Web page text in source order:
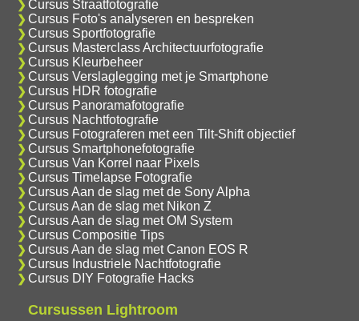
Cursus Straatfotografie
Cursus Foto's analyseren en bespreken
Cursus Sportfotografie
Cursus Masterclass Architectuurfotografie
Cursus Kleurbeheer
Cursus Verslaglegging met je Smartphone
Cursus HDR fotografie
Cursus Panoramafotografie
Cursus Nachtfotografie
Cursus Fotograferen met een Tilt-Shift objectief
Cursus Smartphonefotografie
Cursus Van Korrel naar Pixels
Cursus Timelapse Fotografie
Cursus Aan de slag met de Sony Alpha
Cursus Aan de slag met Nikon Z
Cursus Aan de slag met OM System
Cursus Compositie Tips
Cursus Aan de slag met Canon EOS R
Cursus Industriele Nachtfotografie
Cursus DIY Fotografie Hacks
Cursussen Lightroom